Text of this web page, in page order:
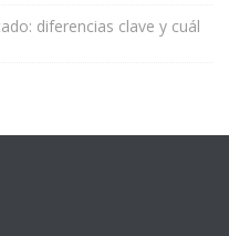
diferencias clave y cuál